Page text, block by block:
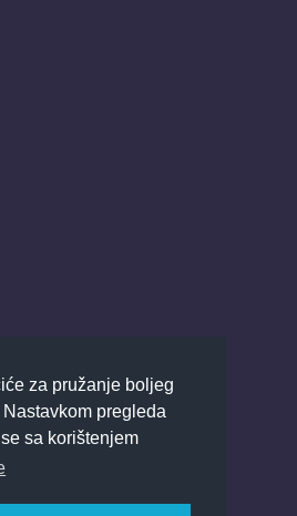
za pružanje boljeg
pregleda
sa korištenjem